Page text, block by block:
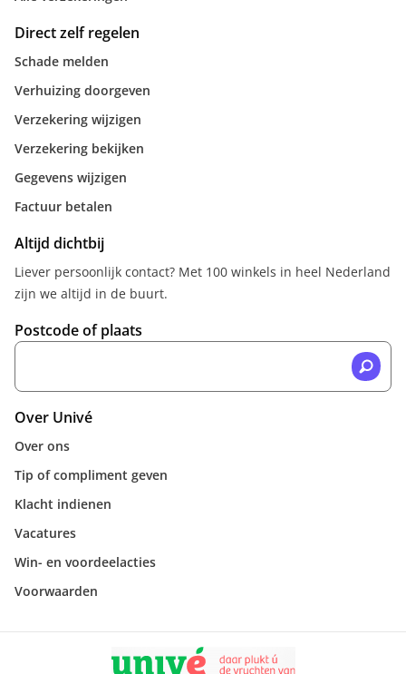
Direct zelf regelen
Schade melden
Verhuizing doorgeven
Verzekering wijzigen
Verzekering bekijken
Gegevens wijzigen
Factuur betalen
Altijd dichtbij
Liever persoonlijk contact? Met 100 winkels in heel Nederland
zijn we altijd in de buurt.
Postcode of plaats
Over Univé
Over ons
Tip of compliment geven
Klacht indienen
Vacatures
Win- en voordeelacties
Voorwaarden